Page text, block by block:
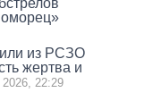
из РСЗО
жертва и
2026, 22:29